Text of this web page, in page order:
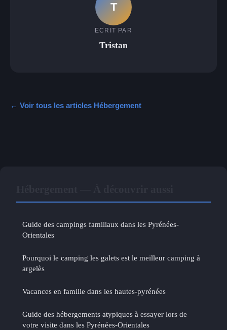
T
ECRIT PAR
Tristan
← Voir tous les articles Hébergement
Guide des campings familiaux dans les Pyrénées-
Orientales
Pourquoi le camping les galets est le meilleur camping à
argelès
Vacances en famille dans les hautes-pyrénées
Guide des hébergements atypiques à essayer lors de
votre visite dans les Pyrénées-Orientales